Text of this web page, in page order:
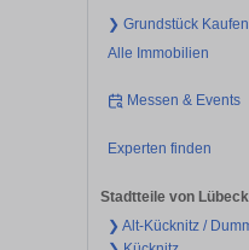
❯ Grundstück Kaufen
Alle Immobilien
Messen & Events
Experten finden
Stadtteile von Lübeck
❯ Alt-Kücknitz /